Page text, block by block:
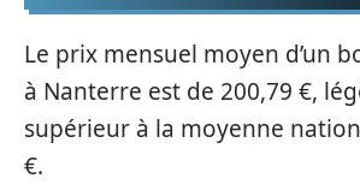
Le prix mensuel moyen d’un
à Nanterre est de 200,79 €,
supérieur à la moyenne
€.